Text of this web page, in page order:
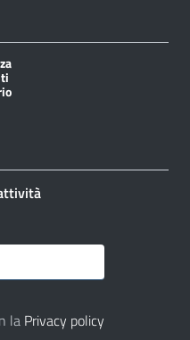
la Privacy policy